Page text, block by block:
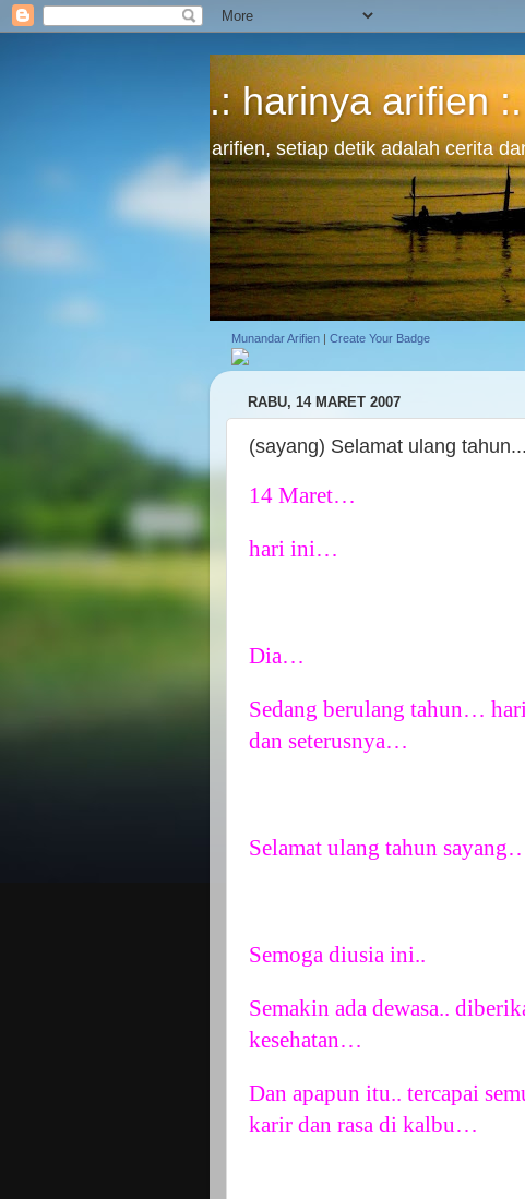
.: harinya arifien :.
arifien, setiap detik adalah cerita
Munandar Arifien | Create Your Badge
RABU, 14 MARET 2007
(sayang) Selamat ulang tahun...
14 Maret…
hari ini…
Dia…
Sedang berulang tahun…
dan seterusnya…
Selamat ulang tahun
Semoga diusia ini..
Semakin ada dewasa..
kesehatan…
Dan apapun itu.. tercapai
karir dan rasa di kalbu…